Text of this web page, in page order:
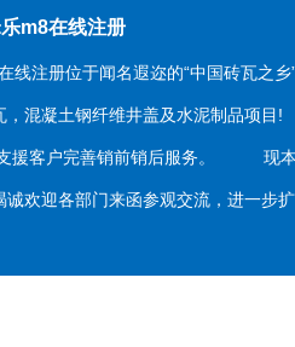
m8在线注册
注册位于闻名遐迩的“中国砖瓦之乡
，混凝土钢纤维井盖及水泥制品项
援客户完善销前销后服务。 现本
诚欢迎各部门来函参观交流，进一